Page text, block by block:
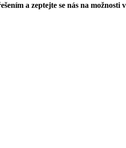
a zeptejte se nás na možnosti